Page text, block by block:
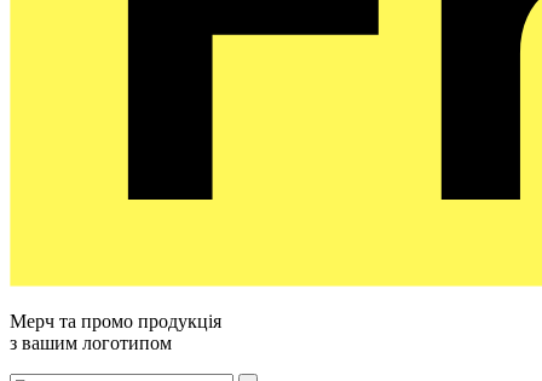
Мерч та промо продукція
з вашим логотипом